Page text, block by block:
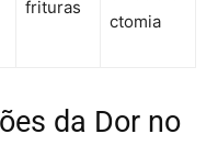
frituras
ctomia
da Dor no